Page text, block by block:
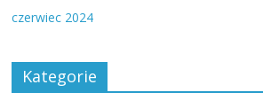
czerwiec 2024
Kategorie